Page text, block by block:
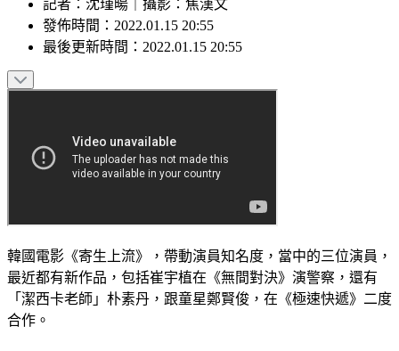
記者 ： 沈瑾暘 攝影 ： 焦漢文
發佈時間： 2022.01.15 20:55
最後更新時間： 2022.01.15 20:55
韓國電影《寄生上流》，帶動演員知名度，當中的三位演員，
最近都有新作品，包括崔宇植在《無間對決》演警察，還有
「潔西卡老師」朴素丹，跟童星鄭賢俊，在《極速快遞》二度
合作。